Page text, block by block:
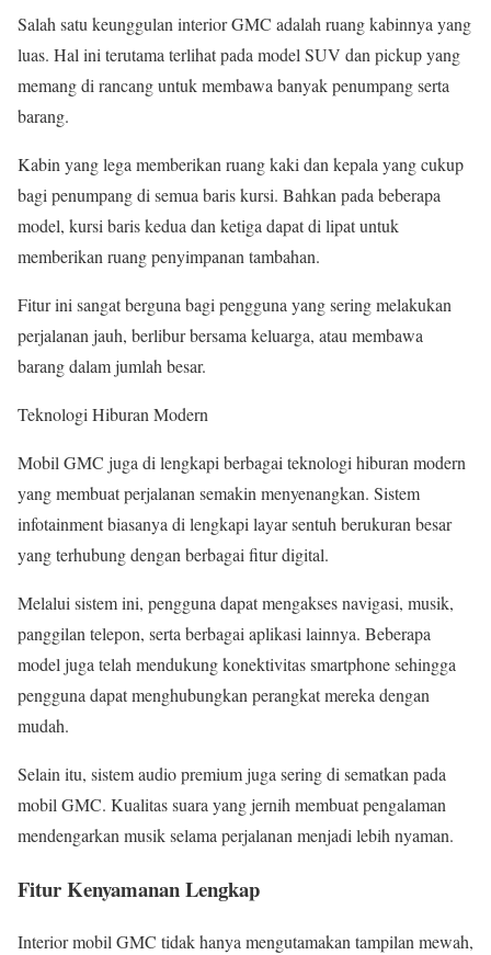
Salah satu keunggulan interior GMC adalah ruang kabinnya yang
luas. Hal ini terutama terlihat pada model SUV dan pickup yang
memang di rancang untuk membawa banyak penumpang serta
barang.
Kabin yang lega memberikan ruang kaki dan kepala yang cukup
bagi penumpang di semua baris kursi. Bahkan pada beberapa
model, kursi baris kedua dan ketiga dapat di lipat untuk
memberikan ruang penyimpanan tambahan.
Fitur ini sangat berguna bagi pengguna yang sering melakukan
perjalanan jauh, berlibur bersama keluarga, atau membawa
barang dalam jumlah besar.
Teknologi Hiburan Modern
Mobil GMC juga di lengkapi berbagai teknologi hiburan modern
yang membuat perjalanan semakin menyenangkan. Sistem
infotainment biasanya di lengkapi layar sentuh berukuran besar
yang terhubung dengan berbagai fitur digital.
Melalui sistem ini, pengguna dapat mengakses navigasi, musik,
panggilan telepon, serta berbagai aplikasi lainnya. Beberapa
model juga telah mendukung konektivitas smartphone sehingga
pengguna dapat menghubungkan perangkat mereka dengan
mudah.
Selain itu, sistem audio premium juga sering di sematkan pada
mobil GMC. Kualitas suara yang jernih membuat pengalaman
mendengarkan musik selama perjalanan menjadi lebih nyaman.
Fitur Kenyamanan Lengkap
Interior mobil GMC tidak hanya mengutamakan tampilan mewah,